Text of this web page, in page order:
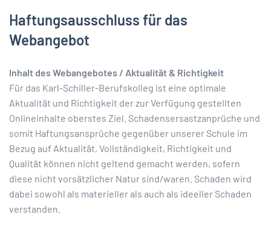
Haftungsausschluss für das
Webangebot
Inhalt des Webangebotes / Aktualität & Richtigkeit
Für das Karl-Schiller-Berufskolleg ist eine optimale
Aktualität und Richtigkeit der zur Verfügung gestellten
Onlineinhalte oberstes Ziel. Schadensersastzanprüche und
somit Haftungsansprüche gegenüber unserer Schule im
Bezug auf Aktualität, Vollständigkeit, Richtigkeit und
Qualität können nicht geltend gemacht werden, sofern
diese nicht vorsätzlicher Natur sind/waren. Schaden wird
dabei sowohl als materieller als auch als ideeller Schaden
verstanden.